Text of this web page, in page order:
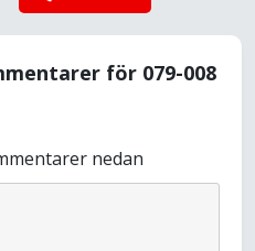
för 079-008
nedan